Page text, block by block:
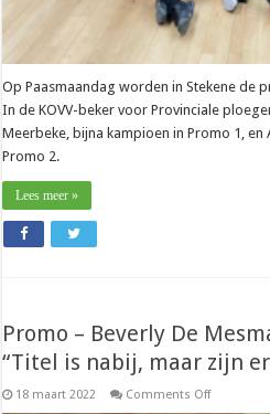
Op Paasmaandag worden in Stekene de
In de KOVV-beker voor Provinciale
Meerbeke, bijna kampioen in Promo 1, en
Promo 2.
Lees meer »
Promo – Beverly De
“Titel is nabij, maar zijn
18 maart 2022 Comments Offon